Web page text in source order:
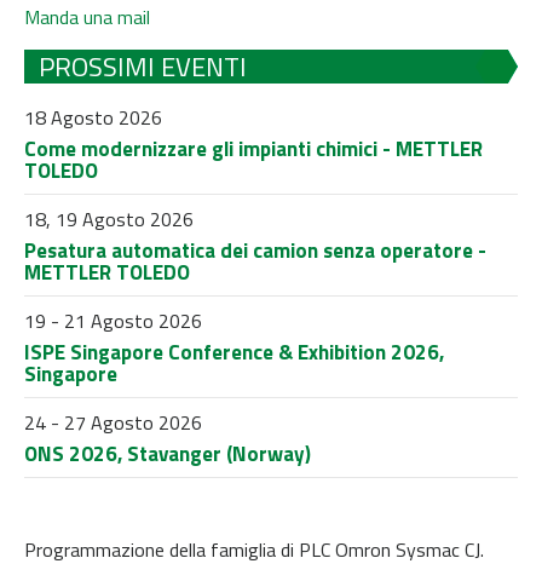
Manda una mail
PROSSIMI EVENTI
18 Agosto 2026
Come modernizzare gli impianti chimici - METTLER
TOLEDO
18, 19 Agosto 2026
Pesatura automatica dei camion senza operatore -
METTLER TOLEDO
19 - 21 Agosto 2026
ISPE Singapore Conference & Exhibition 2026,
Singapore
24 - 27 Agosto 2026
ONS 2026, Stavanger (Norway)
Programmazione della famiglia di PLC Omron Sysmac CJ.